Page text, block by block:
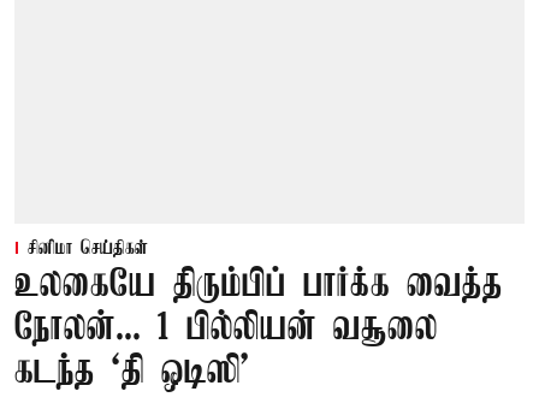
சினிமா செய்திகள்
உலகையே திரும்பிப் பார்க்க வைத்த
நோலன்... 1 பில்லியன் வசூலை
கடந்த ‘தி ஒடிஸி’